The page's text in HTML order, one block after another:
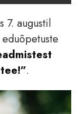
7. augustil
.